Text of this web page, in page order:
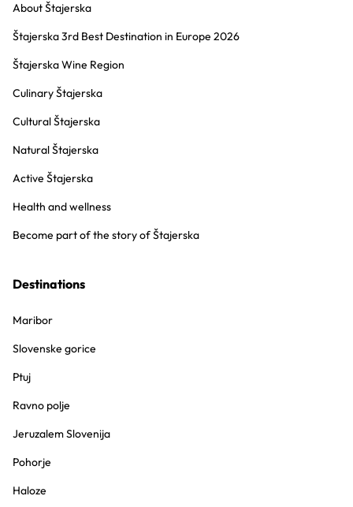
About Štajerska
Štajerska 3rd Best Destination in Europe 2026
Štajerska Wine Region
Culinary Štajerska
Cultural Štajerska
Natural Štajerska
Active Štajerska
Health and wellness
Become part of the story of Štajerska
Destinations
Maribor
Slovenske gorice
Ptuj
Ravno polje
Jeruzalem Slovenija
Pohorje
Haloze